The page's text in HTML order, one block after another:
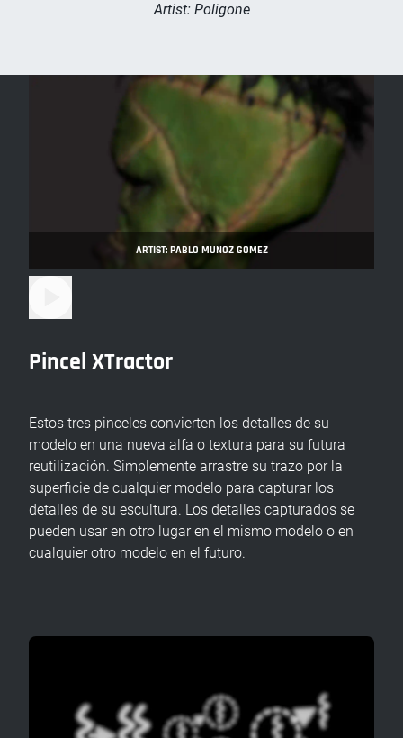
Artist: Poligone
ARTIST: PABLO MUNOZ GOMEZ
Pincel XTractor
Estos tres pinceles convierten los detalles de su
modelo en una nueva alfa o textura para su futura
reutilización. Simplemente arrastre su trazo por la
superficie de cualquier modelo para capturar los
detalles de su escultura. Los detalles capturados se
pueden usar en otro lugar en el mismo modelo o en
cualquier otro modelo en el futuro.